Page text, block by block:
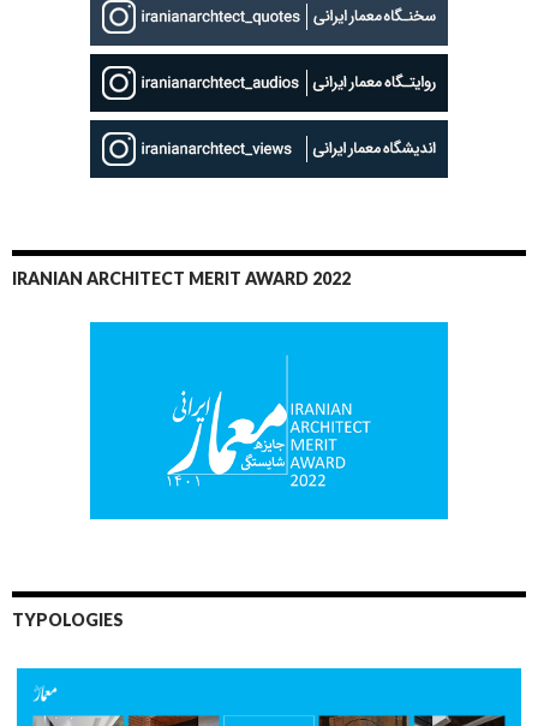
IRANIAN ARCHITECT MERIT AWARD 2022
TYPOLOGIES